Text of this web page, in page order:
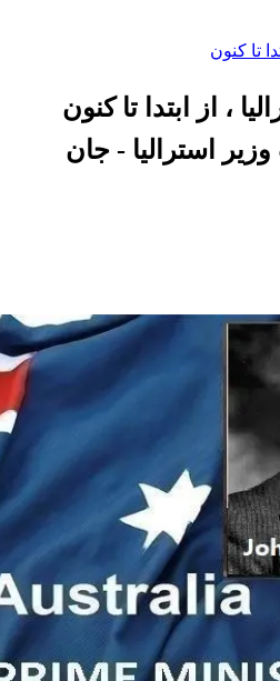
تا کنون
، از ابتدا تا کنون
استرالیا - جان